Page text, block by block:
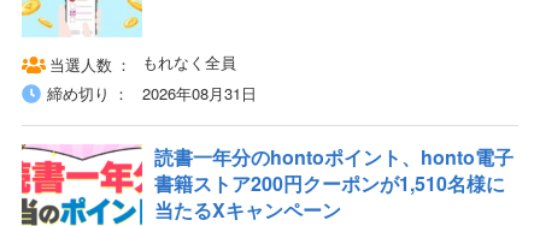
当選人数
もれなく全員
締め切り
2026年08月31日
読書一年分のhontoポイント、honto電子
書籍ストア200円クーポンが1,510名様に
当たるXキャンペーン